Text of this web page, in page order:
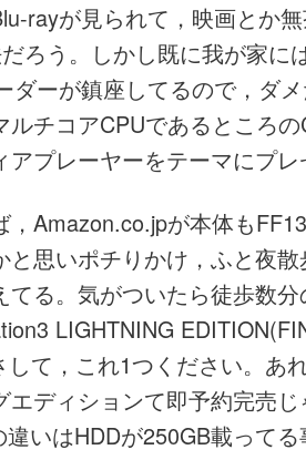
rayが見られて，映画とか
ろう。しかし既に我が家に
ダーが鎮座してるので，ダ
ルチコアCPUであるところ
アプレーヤーをテーマにプ
，Amazon.co.jpが本体も
と思いポチりかけ，ふと夜
てる。気がついたら徒歩数
LIGHTNING
て，これ1つください。あ
エディションて即予約完売
いはHDDが250GB載って